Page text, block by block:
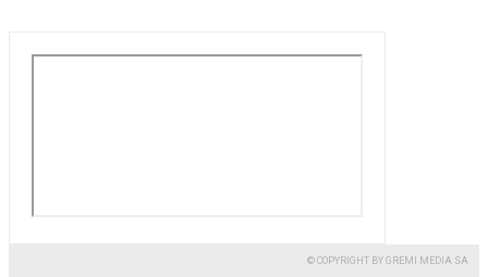
© COPYRIGHT BY GREMI MEDIA SA